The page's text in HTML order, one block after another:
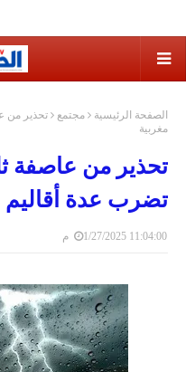
الصفحة الرئيسية مجتمع
تحذير من
مغربية
تحذير من عاصفة
تضرب عدة أقاليم
1/27/2025 11:04:00 م